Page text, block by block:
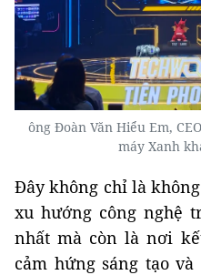
ông Đoàn Văn Hiểu Em,
máy Xanh
Đây không chỉ là
xu hướng công nghệ
nhất mà còn là nơi
cảm hứng sáng tạo